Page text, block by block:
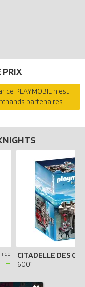
PRIX
ce PLAYMOBIL n'est
partenaires
de
- 6001